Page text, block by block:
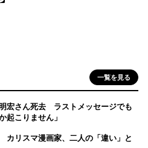
一覧を見る
宏さん死去 ラストメッセージでも
こりません」
リスマ漫画家、二人の「違い」と